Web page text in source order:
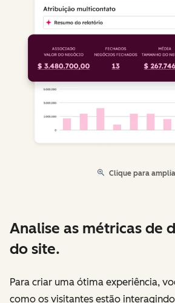
Clique para
Analise as métricas de
do site.
Para criar uma ótima experiência,
como os visitantes estão